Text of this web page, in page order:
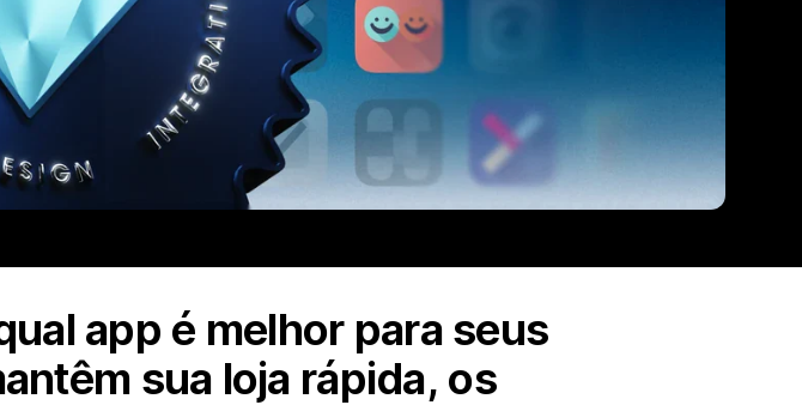
app é melhor para seus
sua loja rápida, os